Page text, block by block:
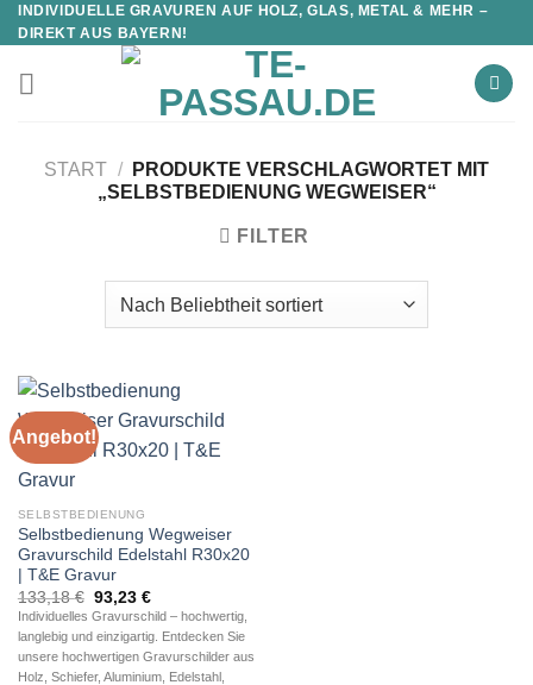
INDIVIDUELLE GRAVUREN AUF HOLZ, GLAS, METAL & MEHR –
DIREKT AUS BAYERN!
START /
PRODUKTE VERSCHLAGWORTET MIT
„SELBSTBEDIENUNG WEGWEISER“
FILTER
Angebot!
SELBSTBEDIENUNG
Selbstbedienung Wegweiser
Gravurschild Edelstahl R30x20
| T&E Gravur
133,18€ Ursprünglicher
Preis
war:
133,18 €
93,23 €Aktueller
Preis
ist:
93,23 €.
Individuelles Gravurschild – hochwertig,
langlebig und einzigartig. Entdecken Sie
unsere hochwertigen Gravurschilder aus
Holz, Schiefer, Aluminium, Edelstahl,